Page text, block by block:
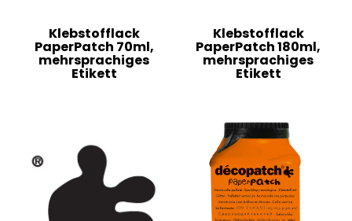
Klebstofflack
PaperPatch 70ml,
mehrsprachiges
Etikett
Klebstofflack
PaperPatch 180ml,
mehrsprachiges
Etikett